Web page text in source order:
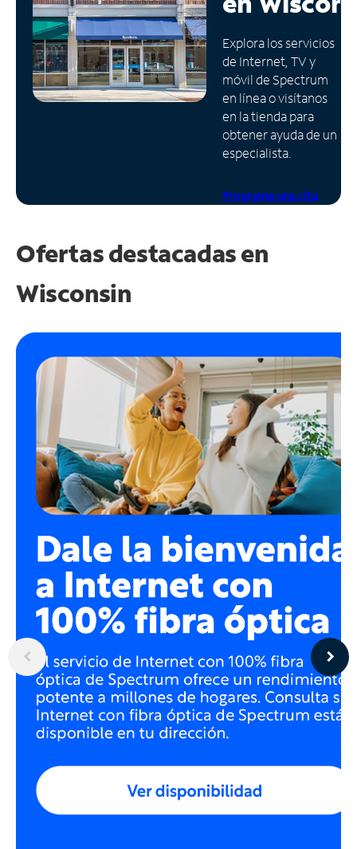
Administrar
cuenta
Encuentra
una
tienda
Explora los servicios
de Internet, TV y
móvil de Spectrum
en línea o visítanos
en la tienda para
obtener ayuda de un
especialista.
Programa una cita
Ofertas destacadas en
Wisconsin